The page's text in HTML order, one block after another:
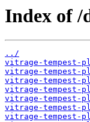
Index of /
../
vitrage-tempest-
vitrage-tempest-
vitrage-tempest-
vitrage-tempest-
vitrage-tempest-
vitrage-tempest-
vitrage-tempest-